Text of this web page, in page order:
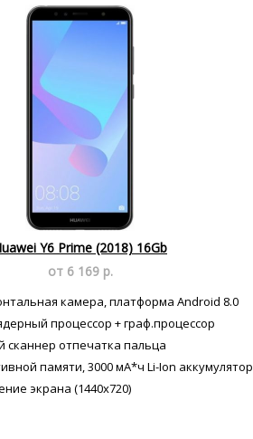
Y6 Prime (2018) 16Gb
от 6 169 р.
камера, платформа Android 8.0
процессор + граф.процессор
сканнер отпечатка пальца
памяти, 3000 мА*ч Li-Ion аккумулятор
экрана (1440x720)